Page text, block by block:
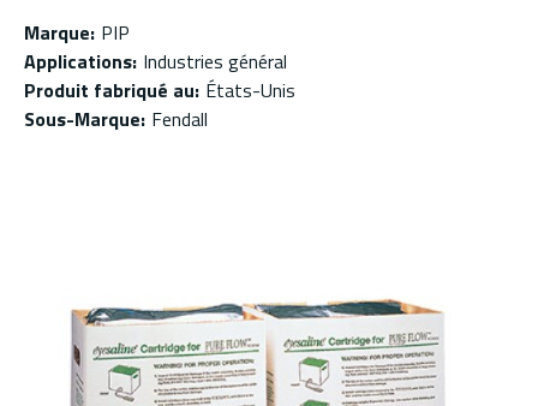
Marque: PIP
Applications: Industries général
Produit fabriqué au: États-Unis
Sous-Marque: Fendall